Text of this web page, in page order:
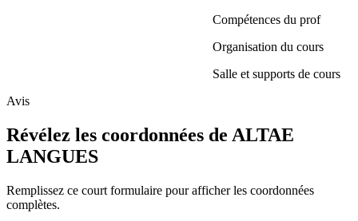
Compétences du prof
Organisation du cours
Salle et supports de cours
Avis
Révélez les coordonnées de ALTAE
LANGUES
Remplissez ce court formulaire pour afficher les coordonnées
complètes.